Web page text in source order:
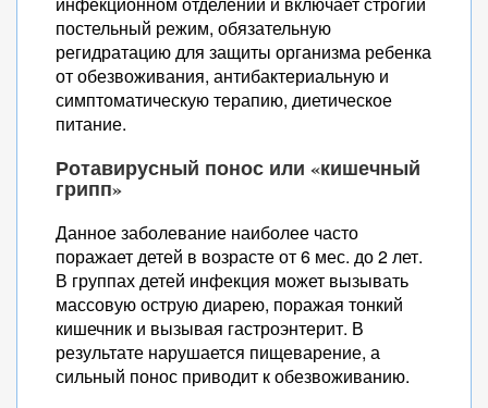
постельный режим, обязательную
регидратацию для защиты организма ребенка
от обезвоживания, антибактериальную и
симптоматическую терапию, диетическое
питание.
Ротавирусный понос или «кишечный
грипп»
Данное заболевание наиболее часто
поражает детей в возрасте от 6 мес. до 2 лет.
В группах детей инфекция может вызывать
массовую острую диарею, поражая тонкий
кишечник и вызывая гастроэнтерит. В
результате нарушается пищеварение, а
сильный понос приводит к обезвоживанию.